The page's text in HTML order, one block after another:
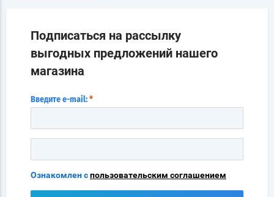
Подписаться на рассылку
выгодных предложений нашего
магазина
Введите e-mail: *
Ознакомлен спользовательским соглашением